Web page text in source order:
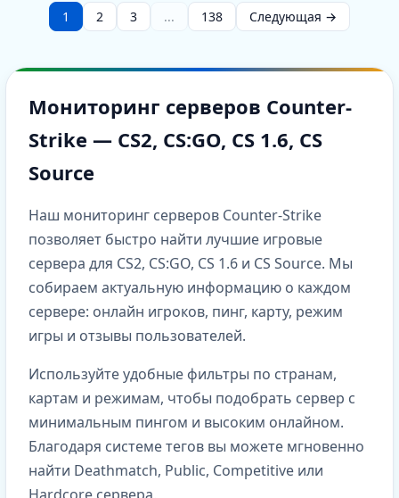
1 2 3 ... 138 Следующая →
Мониторинг серверов Counter-
Strike — CS2, CS:GO, CS 1.6, CS
Source
Наш мониторинг серверов Counter-Strike
позволяет быстро найти лучшие игровые
сервера для CS2, CS:GO, CS 1.6 и CS Source. Мы
собираем актуальную информацию о каждом
сервере: онлайн игроков, пинг, карту, режим
игры и отзывы пользователей.
Используйте удобные фильтры по странам,
картам и режимам, чтобы подобрать сервер с
минимальным пингом и высоким онлайном.
Благодаря системе тегов вы можете мгновенно
найти Deathmatch, Public, Competitive или